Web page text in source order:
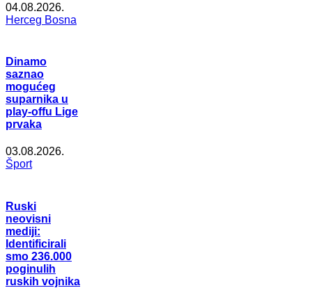
04.08.2026.
Herceg Bosna
Dinamo
saznao
mogućeg
suparnika u
play-offu Lige
prvaka
03.08.2026.
Šport
Ruski
neovisni
mediji:
Identificirali
smo 236.000
poginulih
ruskih vojnika